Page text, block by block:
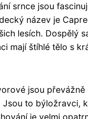
srnce jsou
název je
lesích. Dospělý
mají štíhlé tělo s
jsou
to býložravci,
je velmi